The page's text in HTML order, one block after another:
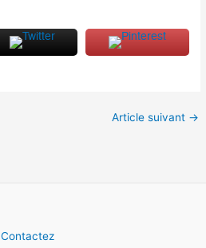
Article suivant →
Contactez